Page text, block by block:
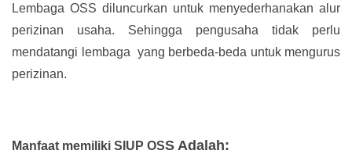
Lembaga OSS diluncurkan untuk menyederhanakan alur
perizinan usaha. Sehingga pengusaha tidak perlu
mendatangi lembaga yang berbeda-beda untuk mengurus
perizinan.
Manfaat memiliki SIUP OSS Adalah: